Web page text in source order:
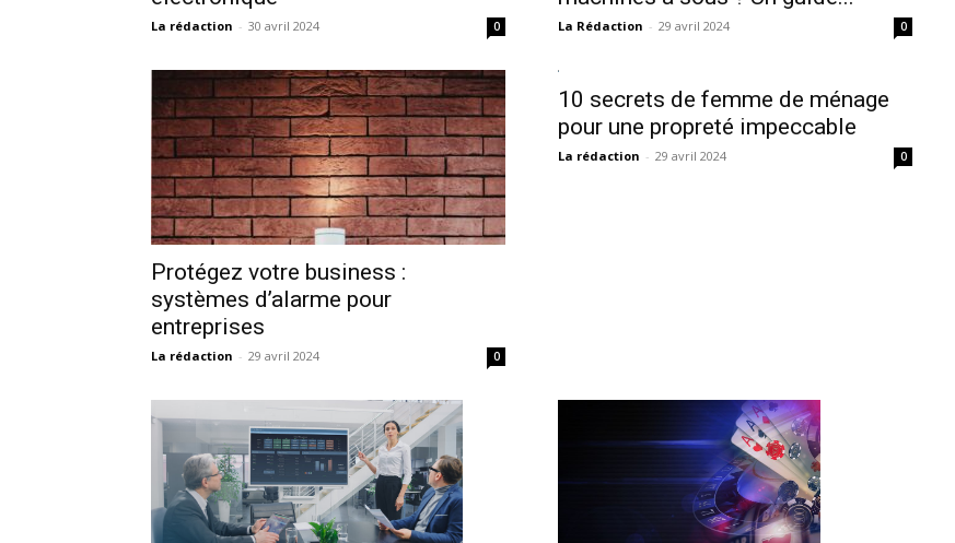
La rédaction - 30 avril 2024 0 La Rédaction - 29 avril 2024 0
Protégez votre business :
systèmes d’alarme pour
entreprises
La rédaction - 29 avril 2024 0
10 secrets de femme de ménage
pour une propreté impeccable
La rédaction - 29 avril 2024 0